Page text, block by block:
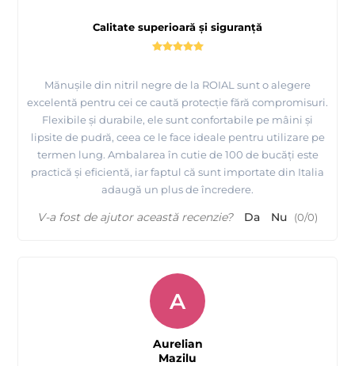
Calitate superioară și siguranță
Mănușile din nitril negre de la ROIAL sunt o alegere
excelentă pentru cei ce caută protecție fără compromisuri.
Flexibile și durabile, ele sunt confortabile pe mâini și
lipsite de pudră, ceea ce le face ideale pentru utilizare pe
termen lung. Ambalarea în cutie de 100 de bucăți este
practică și eficientă, iar faptul că sunt importate din Italia
adaugă un plus de încredere.
V-a fost de ajutor această recenzie? Da Nu (0/0)
A
Aurelian
Mazilu